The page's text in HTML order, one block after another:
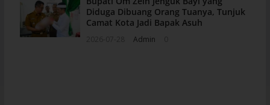
Diduga Dibuang Orang Tuanya, Tunjuk
Camat Kota Jadi Bapak Asuh
Admin